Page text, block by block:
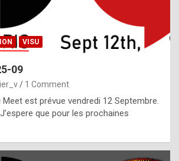
g
h
t
f
VISU
09
1 Comment
Meet est prévue vendredi 12 Septembre.
que pour les prochaines